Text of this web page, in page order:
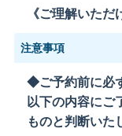
《ご理解いただ
注意事項
◆ご予約前に必
以下の内容にご
ものと判断いた